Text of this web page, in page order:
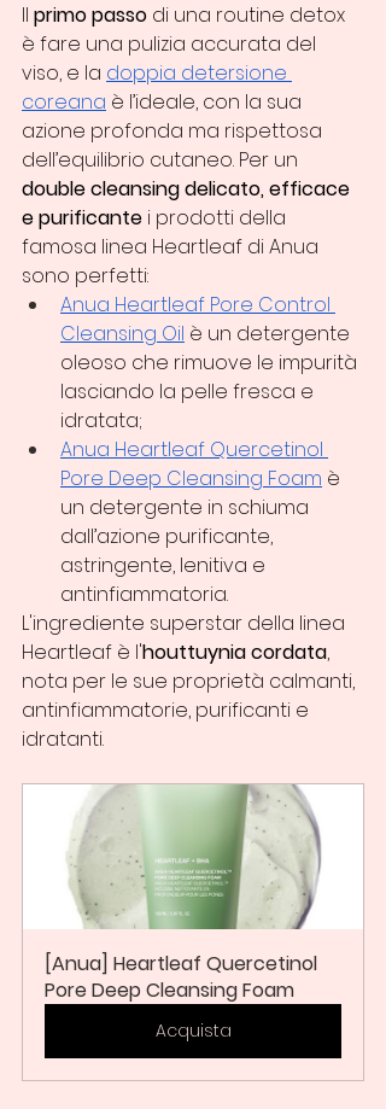
Il primo passo di una routine detox
è fare una pulizia accurata del
viso, e la doppia detersione
coreana è l’ideale, con la sua
azione profonda ma rispettosa
dell’equilibrio cutaneo. Per un
double cleansing delicato, efficace
e purificante i prodotti della
famosa linea Heartleaf di Anua
sono perfetti:
Anua Heartleaf Pore Control
Cleansing Oil è un detergente
oleoso che rimuove le impurità
lasciando la pelle fresca e
idratata;
Anua Heartleaf Quercetinol
Pore Deep Cleansing Foam è
un detergente in schiuma
dall’azione purificante,
astringente, lenitiva e
antinfiammatoria.
L'ingrediente superstar della linea
Heartleaf è l'houttuynia cordata,
nota per le sue proprietà calmanti,
antinfiammatorie, purificanti e
idratanti.
[Anua] Heartleaf Quercetinol
Pore Deep Cleansing Foam
Acquista